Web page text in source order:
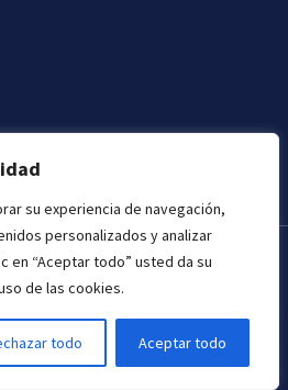
su experiencia de navegación,
personalizados y analizar
en “Aceptar todo” usted da su
de las cookies.
todo Aceptar todo
Mar Abogados © 2026